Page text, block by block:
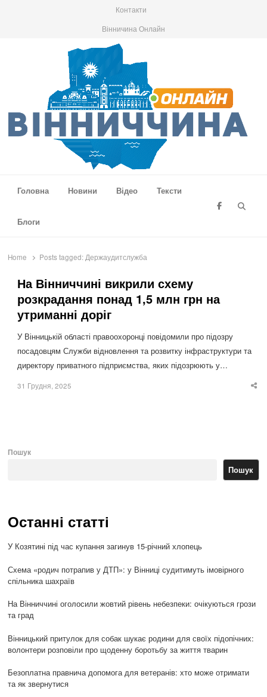
Контакти
Вінничина Онлайн
Головна
Новини Відео Тексти
Блоги
Home Posts tagged: Держаудитслужба
На Вінниччині викрили схему
розкрадання понад 1,5 млн грн на
утриманні доріг
У Вінницькій області правоохоронці повідомили про підозру
посадовцям Служби відновлення та розвитку інфраструктури та
директору приватного підприємства, яких підозрюють у…
31 Грудня, 2025
Пошук
Пошук
Останні статті
У Козятині під час купання загинув 15-річний хлопець
Схема «родич потрапив у ДТП»: у Вінниці судитимуть імовірного
спільника шахраїв
На Вінниччині оголосили жовтий рівень небезпеки: очікуються грози
та град
Вінницький притулок для собак шукає родини для своїх підопічних:
волонтери розповіли про щоденну боротьбу за життя тварин
Безоплатна правнича допомога для ветеранів: хто може отримати
та як звернутися